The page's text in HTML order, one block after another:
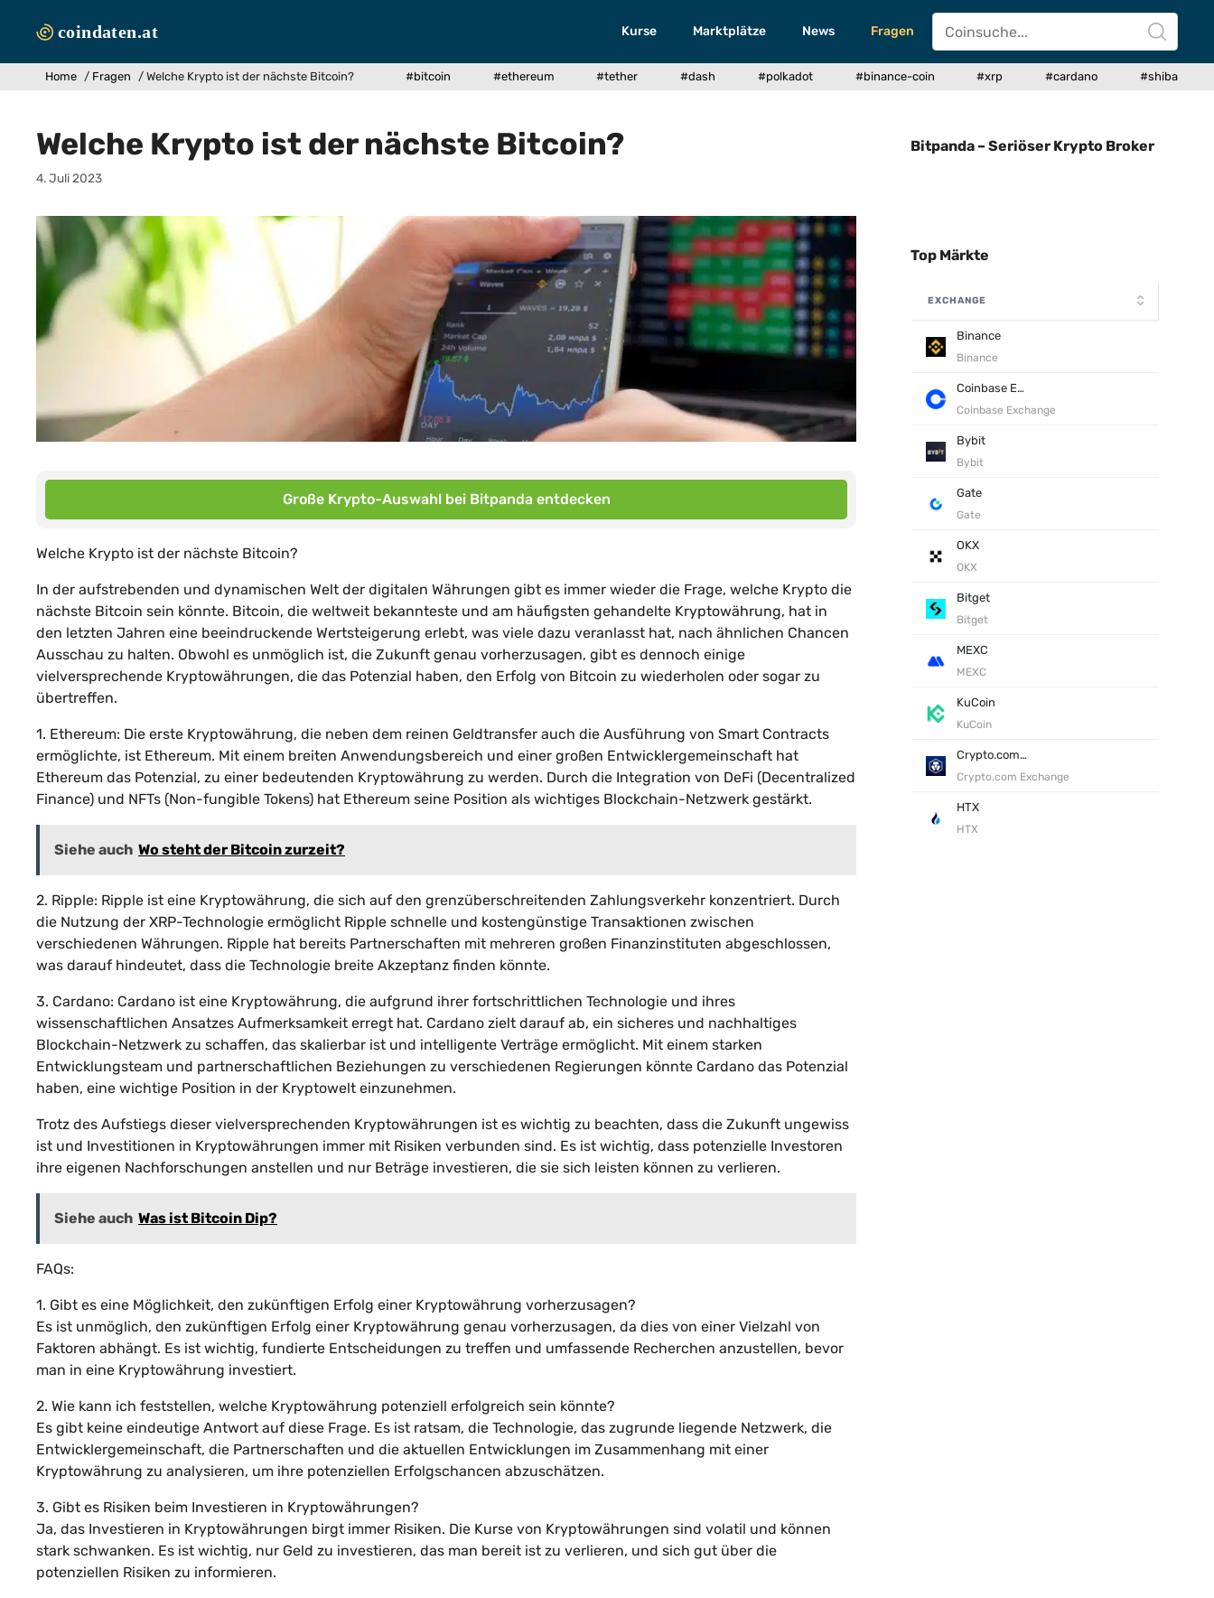
Inhalt
Kurse Marktplätze News Fragen
Home / Fragen / Welche Krypto ist der nächste Bitcoin? #bitcoin #ethereum #tether #dash #polkadot #binance-coin #xrp #cardano #shiba
Welche Krypto ist der nächste Bitcoin?
4. Juli 2023
Große Krypto-Auswahl bei Bitpanda entdecken
Welche Krypto ist der nächste Bitcoin?
In der aufstrebenden und dynamischen Welt der digitalen Währungen gibt es immer wieder die Frage, welche Krypto die
nächste Bitcoin sein könnte. Bitcoin, die weltweit bekannteste und am häufigsten gehandelte Kryptowährung, hat in
den letzten Jahren eine beeindruckende Wertsteigerung erlebt, was viele dazu veranlasst hat, nach ähnlichen Chancen
Ausschau zu halten. Obwohl es unmöglich ist, die Zukunft genau vorherzusagen, gibt es dennoch einige
vielversprechende Kryptowährungen, die das Potenzial haben, den Erfolg von Bitcoin zu wiederholen oder sogar zu
übertreffen.
1. Ethereum: Die erste Kryptowährung, die neben dem reinen Geldtransfer auch die Ausführung von Smart Contracts
ermöglichte, ist Ethereum. Mit einem breiten Anwendungsbereich und einer großen Entwicklergemeinschaft hat
Ethereum das Potenzial, zu einer bedeutenden Kryptowährung zu werden. Durch die Integration von DeFi (Decentralized
Finance) und NFTs (Non-fungible Tokens) hat Ethereum seine Position als wichtiges Blockchain-Netzwerk gestärkt.
Siehe auch Wo steht der Bitcoin zurzeit?
2. Ripple: Ripple ist eine Kryptowährung, die sich auf den grenzüberschreitenden Zahlungsverkehr konzentriert. Durch
die Nutzung der XRP-Technologie ermöglicht Ripple schnelle und kostengünstige Transaktionen zwischen
verschiedenen Währungen. Ripple hat bereits Partnerschaften mit mehreren großen Finanzinstituten abgeschlossen,
was darauf hindeutet, dass die Technologie breite Akzeptanz finden könnte.
3. Cardano: Cardano ist eine Kryptowährung, die aufgrund ihrer fortschrittlichen Technologie und ihres
wissenschaftlichen Ansatzes Aufmerksamkeit erregt hat. Cardano zielt darauf ab, ein sicheres und nachhaltiges
Blockchain-Netzwerk zu schaffen, das skalierbar ist und intelligente Verträge ermöglicht. Mit einem starken
Entwicklungsteam und partnerschaftlichen Beziehungen zu verschiedenen Regierungen könnte Cardano das Potenzial
haben, eine wichtige Position in der Kryptowelt einzunehmen.
Trotz des Aufstiegs dieser vielversprechenden Kryptowährungen ist es wichtig zu beachten, dass die Zukunft ungewiss
ist und Investitionen in Kryptowährungen immer mit Risiken verbunden sind. Es ist wichtig, dass potenzielle Investoren
ihre eigenen Nachforschungen anstellen und nur Beträge investieren, die sie sich leisten können zu verlieren.
Siehe auch Was ist Bitcoin Dip?
FAQs:
1. Gibt es eine Möglichkeit, den zukünftigen Erfolg einer Kryptowährung vorherzusagen?
Es ist unmöglich, den zukünftigen Erfolg einer Kryptowährung genau vorherzusagen, da dies von einer Vielzahl von
Faktoren abhängt. Es ist wichtig, fundierte Entscheidungen zu treffen und umfassende Recherchen anzustellen, bevor
man in eine Kryptowährung investiert.
2. Wie kann ich feststellen, welche Kryptowährung potenziell erfolgreich sein könnte?
Es gibt keine eindeutige Antwort auf diese Frage. Es ist ratsam, die Technologie, das zugrunde liegende Netzwerk, die
Entwicklergemeinschaft, die Partnerschaften und die aktuellen Entwicklungen im Zusammenhang mit einer
Kryptowährung zu analysieren, um ihre potenziellen Erfolgschancen abzuschätzen.
3. Gibt es Risiken beim Investieren in Kryptowährungen?
Ja, das Investieren in Kryptowährungen birgt immer Risiken. Die Kurse von Kryptowährungen sind volatil und können
stark schwanken. Es ist wichtig, nur Geld zu investieren, das man bereit ist zu verlieren, und sich gut über die
potenziellen Risiken zu informieren.
Bitpanda – Seriöser Krypto Broker
Top Märkte
EXCHANGE
Binance
Binance
Coinbase Exchange
Coinbase Exchange
Bybit
Bybit
Gate
Gate
OKX
OKX
Bitget
Bitget
MEXC
MEXC
KuCoin
KuCoin
Crypto.com Exchange
Crypto.com Exchange
HTX
HTX